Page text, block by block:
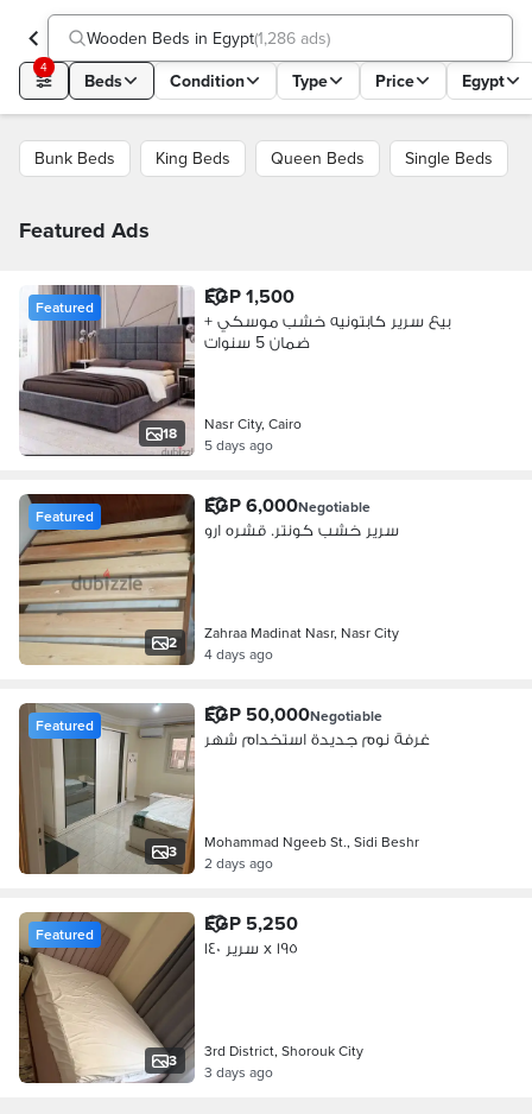
Wooden Beds in Egypt(1,286 ads)
4
Beds Condition Type Price Egypt
Bunk Beds King Beds Queen Beds Single Beds
Featured Ads
18
Featured EGP 1,500
بيع سرير كابتونيه خشب موسكي +
ضمان 5 سنوات
Nasr City, Cairo
5 days ago
2
Featured EGP 6,000Negotiable
سرير خشب كونتر. قشره ارو
Zahraa Madinat Nasr, Nasr City
4 days ago
3
Featured EGP 50,000Negotiable
غرفة نوم جديدة استخدام شهر
Mohammad Ngeeb St., Sidi Beshr
2 days ago
3
Featured EGP 5,250
سرير ١٤٠ x ١٩٥
3rd District, Shorouk City
3 days ago